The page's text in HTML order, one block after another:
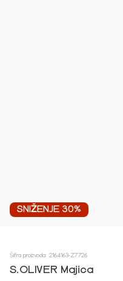
SNIŽENJE 30%
Šifra proizvoda: 2164163-Z7726
S.OLIVER Majica